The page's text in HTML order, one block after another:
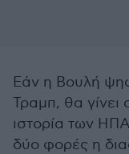
Εάν η Βουλή
Τραμπ, θα
ιστορία των
δύο φορές η